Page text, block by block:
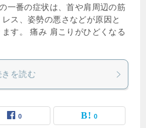
一番の症状は、首や肩周辺の筋
ス、姿勢の悪さなどが原因と
す。 痛み 肩こりがひどくなる
きを読む
0 0